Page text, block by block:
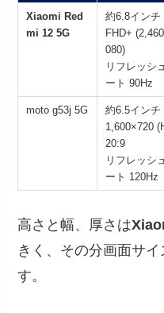
Xiaomi Red
mi 12 5G
約6.8インチ
FHD+
080)
リフレッシ
ート 90Hz
moto g53j 5G
約6.5インチ
1,600×720
20:9
リフレッシ
ート 120Hz
高さと幅、厚さは
きく、その分画面サ
す。